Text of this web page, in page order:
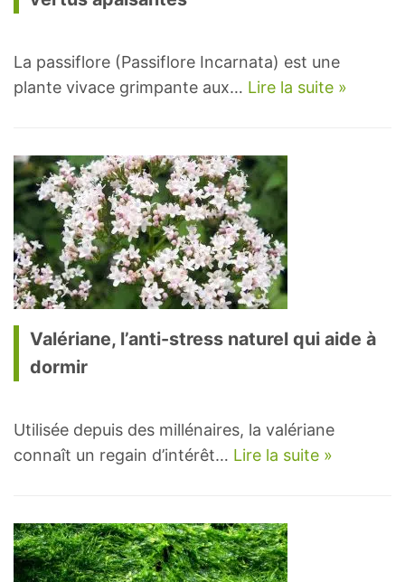
La passiflore (Passiflore Incarnata) est une
plante vivace grimpante aux… Lire la suite »
Valériane, l’anti-stress naturel qui aide à
dormir
Utilisée depuis des millénaires, la valériane
connaît un regain d’intérêt… Lire la suite »